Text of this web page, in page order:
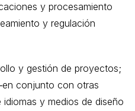
y procesamiento
y regulación
y gestión de proyectos;
conjunto con otras
y medios de diseño